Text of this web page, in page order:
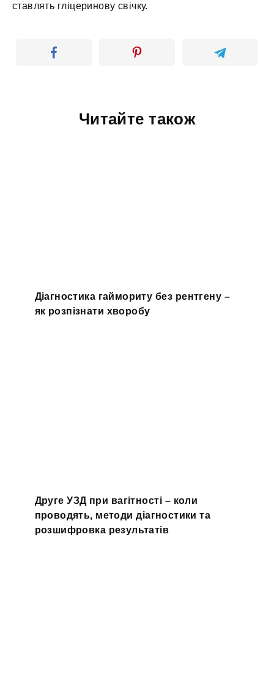
ставлять гліцеринову свічку.
Читайте також
Діагностика гаймориту без рентгену –
як розпізнати хворобу
Друге УЗД при вагітності – коли
проводять, методи діагностики та
розшифровка результатів